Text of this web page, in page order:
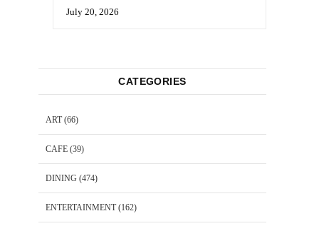
July 20, 2026
CATEGORIES
ART(66)
CAFE (39)
DINING (474)
ENTERTAINMENT(162)